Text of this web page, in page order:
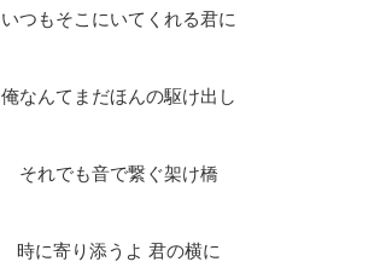
いつもそこにいてくれる君に
俺なんてまだほんの駆け出し
それでも音で繋ぐ架け橋
時に寄り添うよ 君の横に